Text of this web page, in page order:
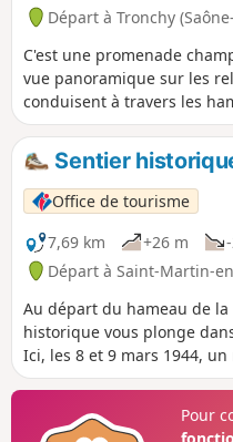
Départ à Tronchy
C'est une promenade
vue panoramique sur les
conduisent à travers les
commune, où vous
bressanes et anciens
Sentier
Office de tourisme
7,69 km
+26 m
Départ à Saint-Martin-
Au départ du hameau de
historique vous plonge
Ici, les 8 et 9 mars 1944,
alentours est surpris et
village. Ce site rappelle le
Pour